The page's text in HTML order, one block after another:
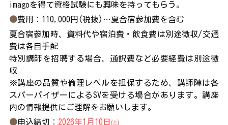
imagoを得て資格試験にも興味を持ってもらう。
●費用：110,000円(税抜)…夏合宿参加費を含む
夏合宿参加時、資料代や宿泊費・飲食費は別途徴収/交通
費は各自手配
特別講師を招聘する場合、通訳費など必要経費は別途徴
収
※講座の品質や倫理レベルを担保するため、講師陣は各
スパーバイザーによるSVを受ける場合があります。講座
内の情報提供にご理解をお願いします。
●申込締切 ： 2026年1月10日㈯